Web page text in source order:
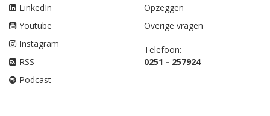
LinkedIn
Youtube
Instagram
RSS
Podcast
Opzeggen
Overige vragen
Telefoon:
0251 - 257924